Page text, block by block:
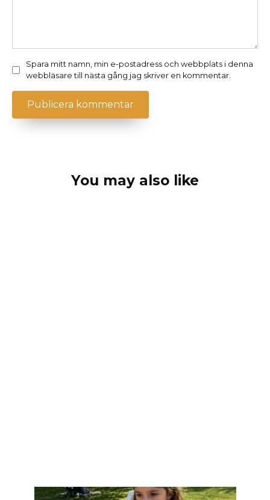
Spara mitt namn, min e-postadress och webbplats i denna
webbläsare till nästa gång jag skriver en kommentar.
You may also like